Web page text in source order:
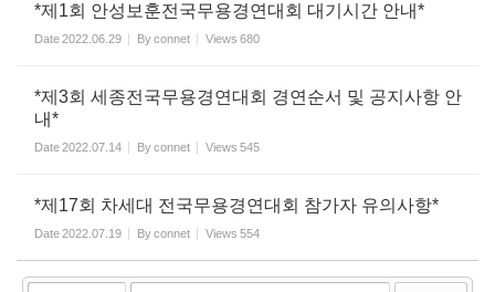
*제1회 안성보훈전국무용경연대회 대기시간 안내*
Date2022.06.29 Byconnet Views 680
*제3회 세종전국무용경연대회 경연순서 및 공지사항 안
내*
Date2022.07.14 Byconnet Views 545
*제17회 차세대 전국무용경연대회 참가자 유의사항*
Date2022.07.19 Byconnet Views 554